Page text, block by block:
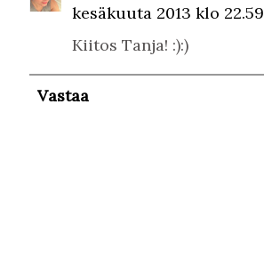
kesäkuuta 2013 klo 22.59
Kiitos Tanja! :):)
Vastaa